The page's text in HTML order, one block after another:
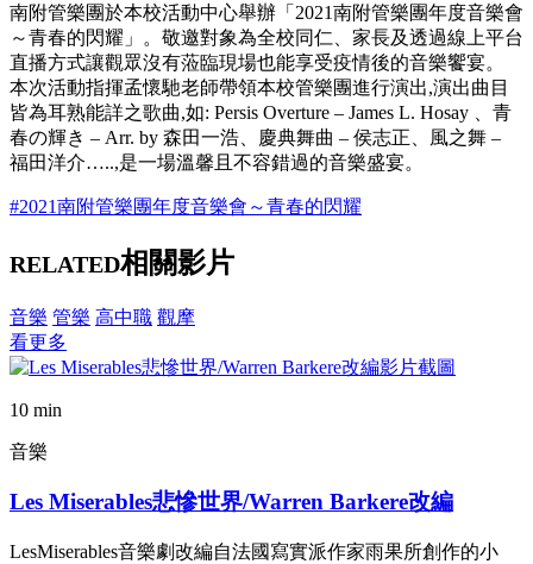
南附管樂團於本校活動中心舉辦「2021南附管樂團年度音樂會
～青春的閃耀」。敬邀對象為全校同仁、家長及透過線上平台
直播方式讓觀眾沒有蒞臨現場也能享受疫情後的音樂饗宴。
本次活動指揮孟懷馳老師帶領本校管樂團進行演出,演出曲目
皆為耳熟能詳之歌曲,如: Persis Overture – James L. Hosay 、青
春の輝き – Arr. by 森田一浩、慶典舞曲 – 侯志正、風之舞 –
福田洋介…..,是一場溫馨且不容錯過的音樂盛宴。
#2021南附管樂團年度音樂會～青春的閃耀
RELATED相關影片
音樂 管樂 高中職 觀摩
看更多
10 min
音樂
Les Miserables悲慘世界/Warren Barkere改編
LesMiserables音樂劇改編自法國寫實派作家雨果所創作的小